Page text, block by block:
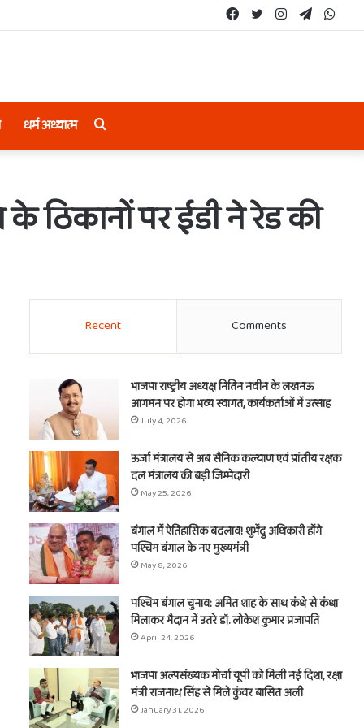
Telegram
Instagram
Twitter
Facebook
धर्म अध्यात्म Search
ठिकानों पर ईडी ने रेड की
Recent Comments
भाजपा राष्ट्रीय अध्यक्ष नितिन नवीन के लखनऊ
आगमन पर होगा भव्य स्वागत, कार्यकर्ताओं में उत्साह
July 4, 2026
ऊर्जा मंत्रालय से अब सैनिक कल्याण एवं प्रांतीय रक्षक
दल मंत्रालय की बड़ी जिम्मेदारी
May 25, 2026
बंगाल में ऐतिहासिक बदलाव! शुभेंदु अधिकारी होंगे
पश्चिम बंगाल के नए मुख्यमंत्री
May 8, 2026
पश्चिम बंगाल चुनाव: अमित शाह के साथ कंधे से कंधा
मिलाकर मैदान में उतरे डॉ. लोकेश कुमार प्रजापति
April 24, 2026
भाजपा अल्पसंख्यक मोर्चा यूपी को मिली नई दिशा, रक्षा
मंत्री राजनाथ सिंह से मिले कुंवर बासित अली
January 31, 2026